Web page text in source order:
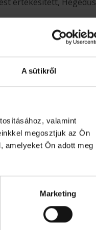
A sütikről
valamint
megosztjuk az Ön
amelyeket Ön adott meg
Marketing
kapuba. 40
de ez nem
a vége előtt
tábortól. Végül